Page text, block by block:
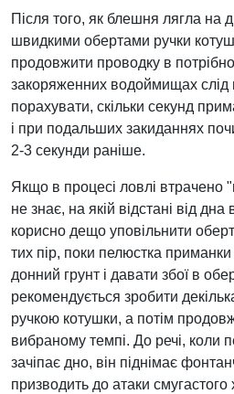
Після того, як блешня лягла на
швидкими обертами ручки
продовжити проводку в
закоряженних водоймищах слід
порахувати, скільки секунд
і при подальших закиданнях
2-3 секунди раніше.
Якщо в процесі ловлі втрачено
не знає, на якій відстані від
корисно дещо уповільнити
тих пір, поки пелюстка
донний грунт і давати збої в
рекомендується зробити
ручкою котушки, а потім
вибраному темпі. До речі, коли
зачіпає дно, він піднімає
призводить до атаки